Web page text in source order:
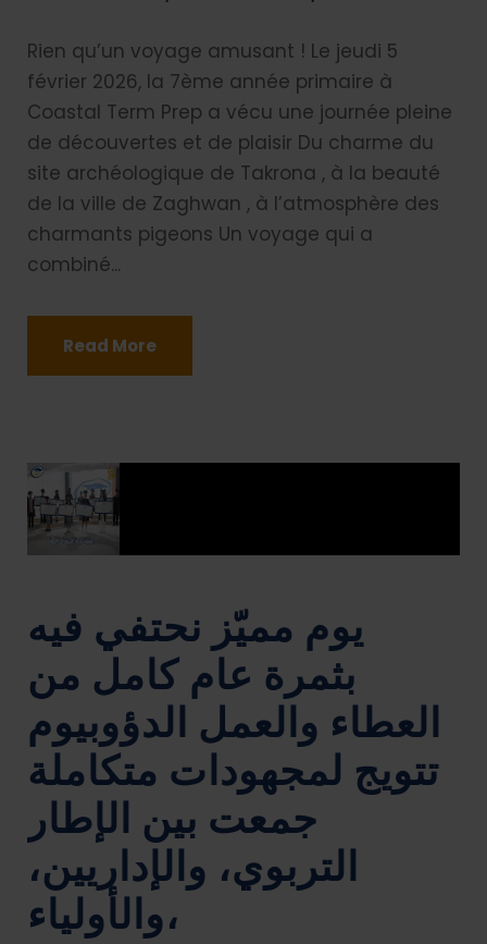
Rien qu’un voyage amusant ! Le jeudi 5
février 2026, la 7ème année primaire à
Coastal Term Prep a vécu une journée pleine
de découvertes et de plaisir Du charme du
site archéologique de Takrona , à la beauté
de la ville de Zaghwan , à l’atmosphère des
charmants pigeons Un voyage qui a
combiné...
Read More
يوم مميّز نحتفي فيه
بثمرة عام كامل من
العطاء والعمل الدؤوبيوم
تتويج لمجهودات متكاملة
جمعت بين الإطار
التربوي، والإداريين،
والأولياء،